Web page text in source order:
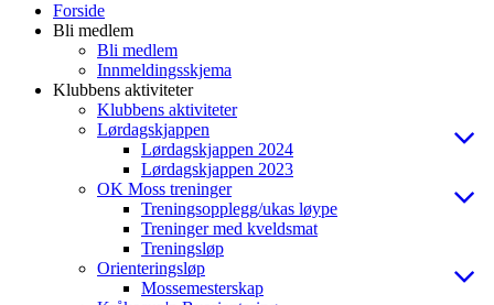
Forside
Bli medlem
Bli medlem
Innmeldingsskjema
Klubbens aktiviteter
Klubbens aktiviteter
Lørdagskjappen
Lørdagskjappen 2024
Lørdagskjappen 2023
OK Moss treninger
Treningsopplegg/ukas løype
Treninger med kveldsmat
Treningsløp
Orienteringsløp
Mossemesterskap